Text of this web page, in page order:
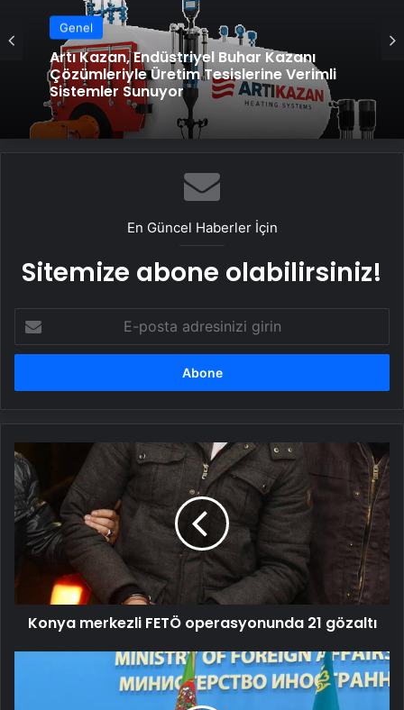
Genel
Artı Kazan, Endüstriyel Buhar Kazanı
Çözümleriyle Üretim Tesislerine Verimli
Sistemler Sunuyor
En Güncel Haberler İçin
Sitemize abone olabilirsiniz!
posta
adresinizi
Konya
merkezli
FETÖ
operasyonunda
21
gözaltı
Konya merkezli FETÖ operasyonunda 21 gözaltı